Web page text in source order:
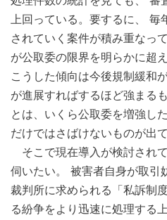
上回っている。要するに、 毎
されていく案件が積み重なっ
が公取委の限界を明らかに超
こうした傾向は今後規制緩和
が進展すればするほど強まる
とは、いくら公取委を増強し
だけではさばけないものが出
そこで現在導入が検討され
伺いたい。 被害者自身が取引
裁判所に求められる「私訴制
る紛争をより迅速に処理する